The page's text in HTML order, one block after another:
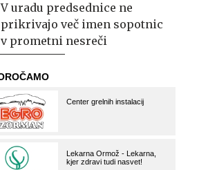
V uradu predsednice ne
prikrivajo več imen sopotnic
v prometni nesreči